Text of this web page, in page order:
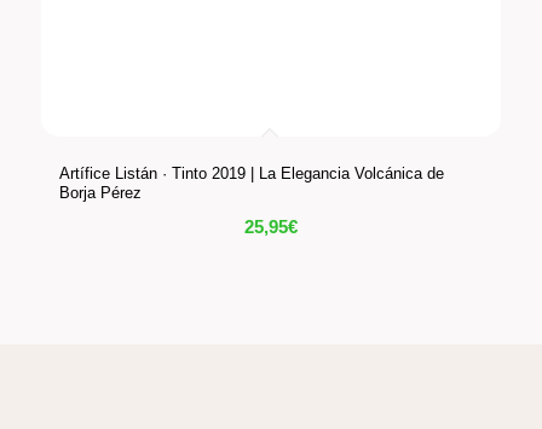
Artífice Listán · Tinto 2019 | La Elegancia Volcánica de
Borja Pérez
25,95€